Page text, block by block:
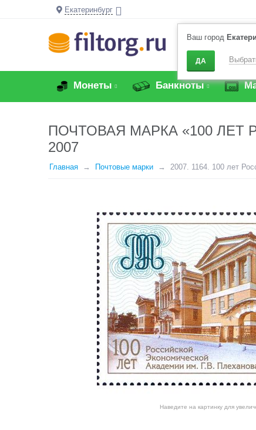
Екатеринбург
Ваш город
ДА
Монеты Банкноты
ПОЧТОВАЯ МАРКА «100
2007
Главная Почтовые марки 2007. 1164. 100 лет
Наведите на картинку для